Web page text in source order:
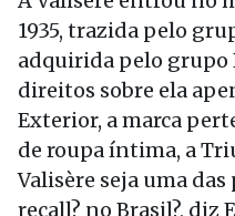
1935, trazida pelo
adquirida pelo grupo
direitos sobre ela
Exterior, a marca
de roupa íntima, a
Valisère seja uma
recall? no Brasil?, diz